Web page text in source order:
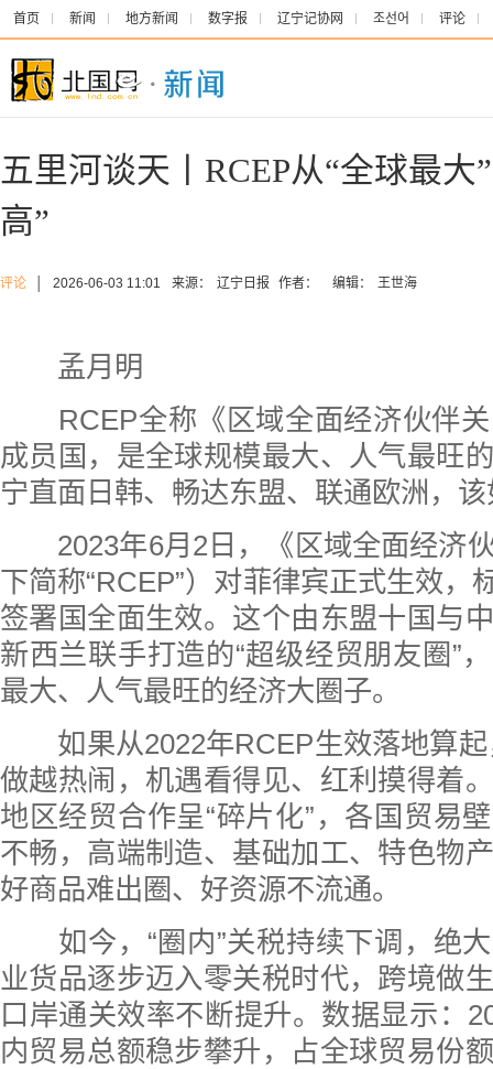
首页 新闻 地方新闻 数字报 辽宁记协网 조선어 评论
五里河谈天丨RCEP从“全球最大
高”
评论 2026-06-03 11:01 来源： 辽宁日报 作者： 编辑： 王世海
孟月明
RCEP全称《区域全面经济伙伴关
成员国，是全球规模最大、人气最旺
宁直面日韩、畅达东盟、联通欧洲，
2023年6月2日，《区域全面经济
下简称“RCEP”）对菲律宾正式生效，
签署国全面生效。这个由东盟十国与
新西兰联手打造的“超级经贸朋友圈”
最大、人气最旺的经济大圈子。
如果从2022年RCEP生效落地算起
做越热闹，机遇看得见、红利摸得着
地区经贸合作呈“碎片化”，各国贸易
不畅，高端制造、基础加工、特色物
好商品难出圈、好资源不流通。
如今，“圈内”关税持续下调，绝大
业货品逐步迈入零关税时代，跨境做
口岸通关效率不断提升。数据显示：
内贸易总额稳步攀升，占全球贸易份